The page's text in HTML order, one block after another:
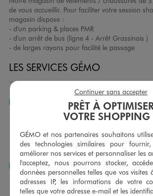
de vous accueillir. Pour faciliter votre session
magasin dispose :
- d'un parking & places PMR
- d'un arrêt de bus (ligne 4 - Arrêt Grassinais )
- de larges rayons pour facilité le passage
LES SERVICES GÉMO
JE PEUX CHANGER D’AVIS
Nous échangeons et vous proposons
sous 30 jours, sur simple présentation
dans tous les magasins GÉMO.
JE PEUX FAIRE RETOUCHER MES
Ourlets, ceintures… vous avez la
retoucher vos articles textiles dans nos
PRÊT À OPTIMISER
VOTRE SHOPPING
GÉMO et nos partenaires souhaitons
des technologies similaires pour
améliorer nos services et personnaliser les
l'acceptez, nous pourrons stocker,
données personnelles telles que vos visites
adresses IP, les informations de votre
telles que votre adresse e-mail et les
Continuer sans accepter